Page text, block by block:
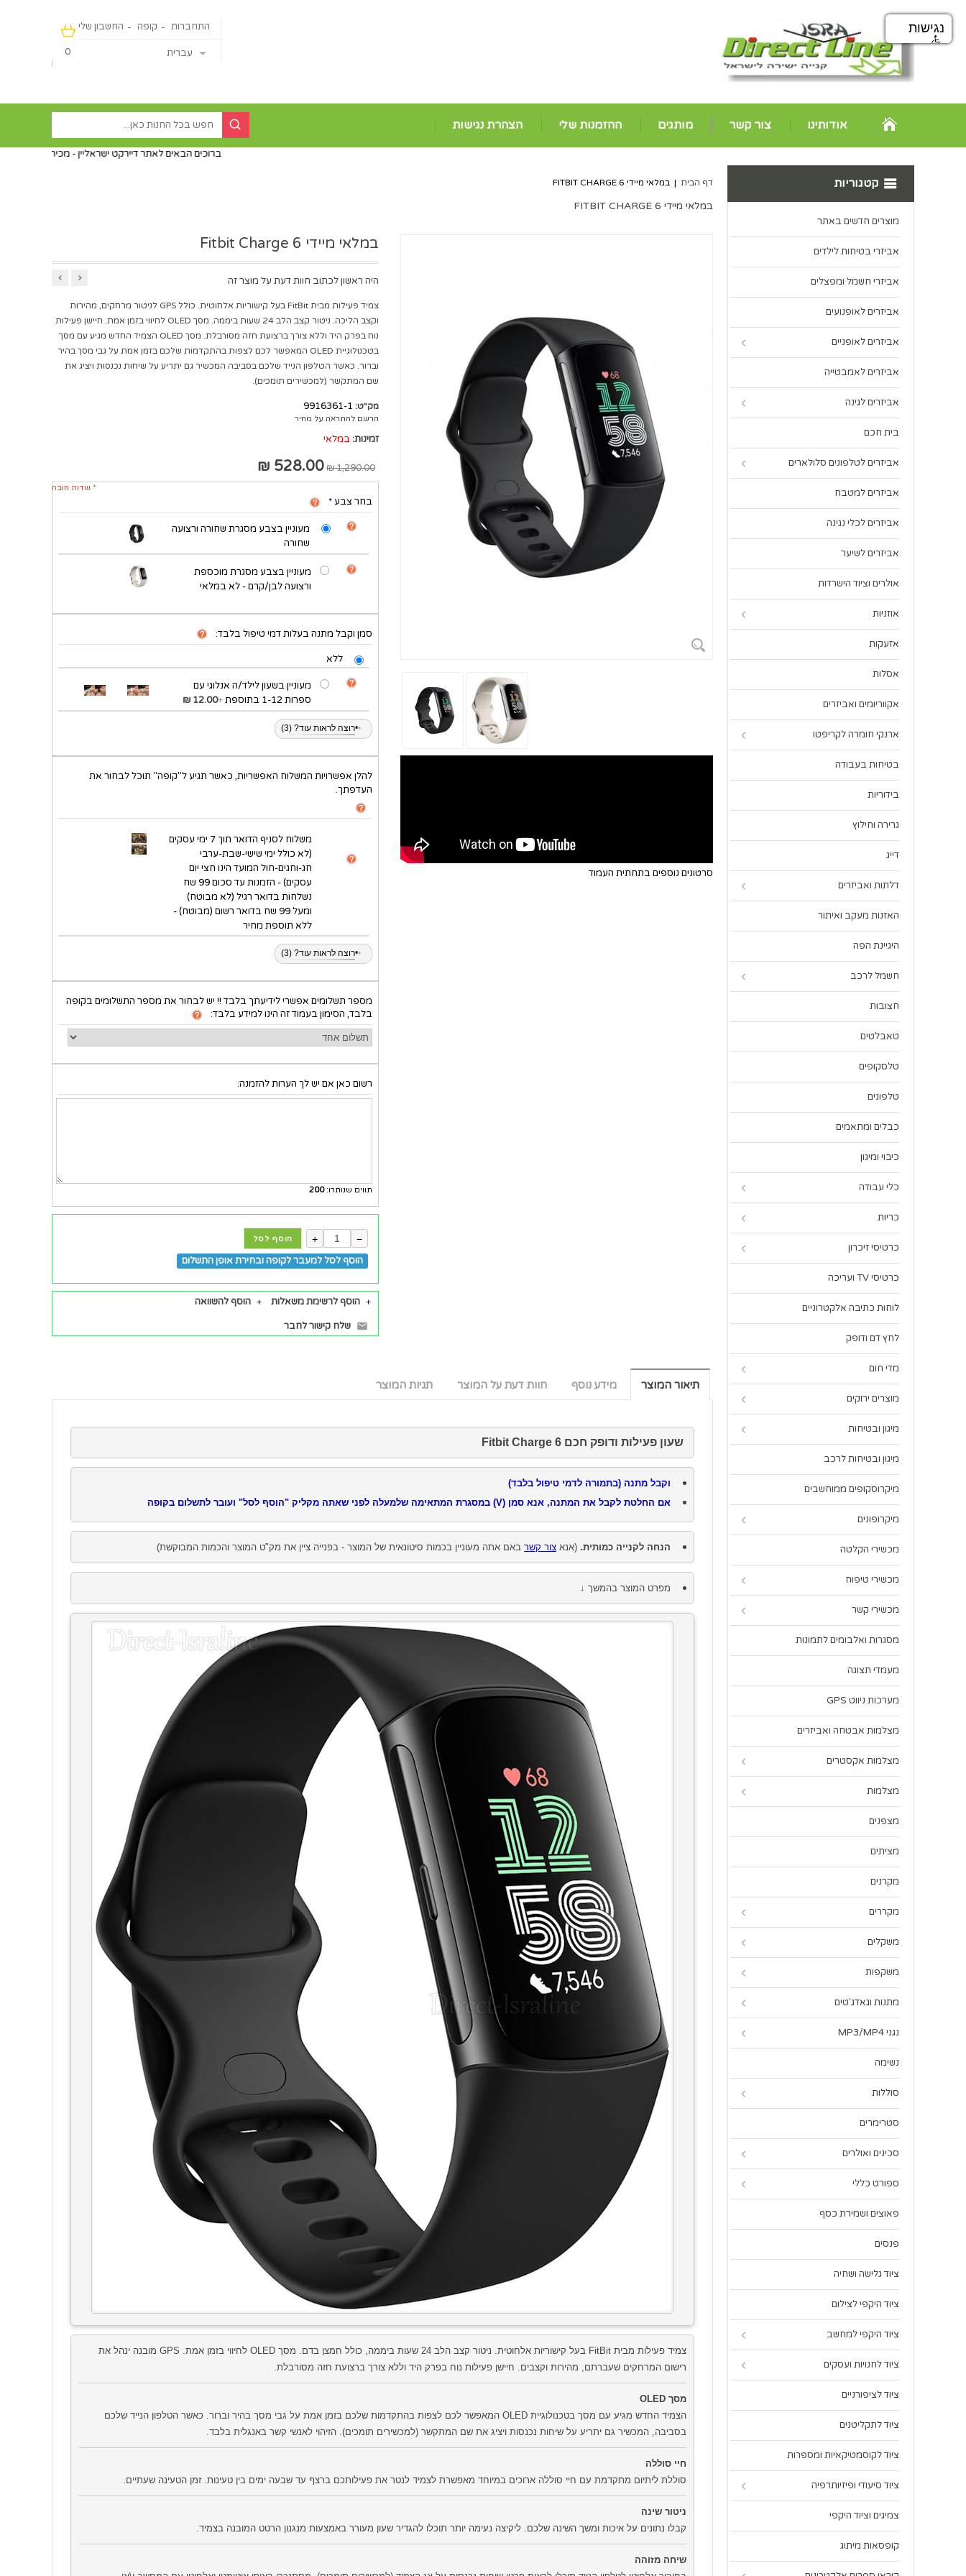
0
החשבון שלי קופה התחברות
עברית
אודותינו צור קשר מותגים ההזמנות שלי הצהרת נגישות
ברוכים הבאים לאתר דיירקט ישראליין - מכירה מהיבואן ישירות לצרכן
דף הבית | במלאי מיידי FITBIT CHARGE 6
במלאי מיידי FITBIT CHARGE 6
סרטונים נוספים בתחתית העמוד
במלאי מיידי Fitbit Charge 6
היה ראשון לכתוב חוות דעת על מוצר זה
צמיד פעילות מבית FitBit בעל קישוריות אלחוטית. כולל GPS לניטור מרחקים, מהירות
וקצב הליכה. ניטור קצב הלב 24 שעות ביממה. מסך OLED לחיווי בזמן אמת. חיישן פעילות
נוח בפרק היד וללא צורך ברצועת חזה מסורבלת. מסך OLED הצמיד החדש מגיע עם מסך
בטכנולוגיית OLED המאפשר לכם לצפות בהתקדמות שלכם בזמן אמת על גבי מסך בהיר
וברור. כאשר הטלפון הנייד שלכם בסביבה המכשיר גם יתריע על שיחות נכנסות ויציג את
שם המתקשר (למכשירים תומכים).
מק"ט: 9916361-1
הרשם להתראה על מחיר
זמינות: במלאי
1,290.00 ₪
528.00 ₪
בחר צבע *
מעוניין בצבע מסגרת שחורה ורצועה
שחורה
מעוניין בצבע מסגרת מוכספת
ורצועה לבן/קרם - לא במלאי
סמן וקבל מתנה בעלות דמי טיפול בלבד:
ללא
מעוניין בשעון לילד/ה אנלוגי עם
ספרות 1-12 בתוספת
+
12.00 ₪
•רוצה לראות עוד? (3)
להלן אפשרויות המשלוח האפשריות, כאשר תגיע ל"קופה" תוכל לבחור את
העדפתך.
משלוח לסניף הדואר תוך 7 ימי עסקים
(לא כולל ימי שישי-שבת-ערבי
חג-וחגים-חול המועד הינו חצי יום
עסקים) - הזמנות עד סכום 99 שח
נשלחות בדואר רגיל (לא מבוטח)
ומעל 99 שח בדואר רשום (מבוטח) -
ללא תוספת מחיר
•רוצה לראות עוד? (3)
מספר תשלומים אפשרי לידיעתך בלבד !! יש לבחור את מספר התשלומים בקופה
בלבד, הסימון בעמוד זה הינו למידע בלבד:
רשום כאן אם יש לך הערות להזמנה:
תווים שנותרו:200
* שדות חובה
−
+ הוסף לסל
הוסף לסל למעבר לקופה ובחירת אופן התשלום
הוסף לרשימת משאלות הוסף להשוואה
שלח קישור לחבר
תיאור המוצר מידע נוסף חוות דעת על המוצר תגיות המוצר
שעון פעילות ודופק חכם Fitbit Charge 6
וקבל מתנה (בתמורה לדמי טיפול בלבד)
אם החלטת לקבל את המתנה, אנא סמן (V) במסגרת המתאימה שלמעלה לפני שאתה מקליק "הוסף לסל" ועובר לתשלום בקופה
הנחה לקנייה כמותית. (אנא צור קשר באם אתה מעוניין בכמות סיטונאית של המוצר - בפנייה ציין את מק"ט המוצר והכמות המבוקשת)
מפרט המוצר בהמשך ↓
צמיד פעילות מבית FitBit בעל קישוריות אלחוטית. ניטור קצב הלב 24 שעות ביממה, כולל חמצן בדם. מסך OLED לחיווי בזמן אמת. GPS מובנה ינהל את
רישום המרחקים שעברתם, מהירות וקצבים. חיישן פעילות נוח בפרק היד וללא צורך ברצועת חזה מסורבלת.
מסך OLED
הצמיד החדש מגיע עם מסך בטכנולוגיית OLED המאפשר לכם לצפות בהתקדמות שלכם בזמן אמת על גבי מסך בהיר וברור. כאשר הטלפון הנייד שלכם
בסביבה, המכשיר גם יתריע על שיחות נכנסות ויציג את שם המתקשר (למכשירים תומכים). הזיהוי לאנשי קשר באנגלית בלבד.
חיי סוללה
סוללת ליתיום מתקדמת עם חיי סוללה ארוכים במיוחד מאפשרת לצמיד לנטר את פעילותכם ברצף עד שבעה ימים בין טעינות. זמן הטעינה שעתיים.
ניטור שינה
קבלו נתונים על איכות ומשך השינה שלכם. ליקיצה נעימה יותר תוכלו להגדיר שעון מעורר באמצעות מנגנון הרטט המובנה בצמיד.
שיחה מזוהה
קטגוריות
מוצרים חדשים באתר
אביזרי בטיחות לילדים
אביזרי חשמל ומפצלים
אביזרים לאופנועים
אביזרים לאופניים
אביזרים לאמבטייה
אביזרים לגינה
בית חכם
אביזרים לטלפונים סלולארים
אביזרים למטבח
אביזרים לכלי נגינה
אביזרים לשיער
אולרים וציוד הישרדות
אוזניות
אזעקות
אסלות
אקווריומים ואביזרים
ארנקי חומרה לקריפטו
בטיחות בעבודה
בידוריות
גרירה וחילוץ
דייג
דלתות ואביזרים
האזנות מעקב ואיתור
היגיינת הפה
חשמל לרכב
חצובות
טאבלטים
טלסקופים
טלפונים
כבלים ומתאמים
כיבוי ומיגון
כלי עבודה
כריות
כרטיסי זיכרון
כרטיסי TV ועריכה
לוחות כתיבה אלקטרוניים
לחץ דם ודופק
מדי חום
מוצרים ירוקים
מיגון ובטיחות
מיגון ובטיחות לרכב
מיקרוסקופים ממוחשבים
מיקרופונים
מכשירי הקלטה
מכשירי טיפוח
מכשירי קשר
מסגרות ואלבומים לתמונות
מעמדי תצוגה
מערכות ניווט GPS
מצלמות אבטחה ואביזרים
מצלמות אקסטרים
מצלמות
מצפנים
מציתים
מקרנים
מקררים
משקלים
משקפות
מתנות וגאדג'טים
נגני MP3/MP4
נשימה
סוללות
סטרימרים
סכינים ואולרים
ספורט כללי
פאוצים ושמירת כסף
פנסים
ציוד גלישה ושחיה
ציוד היקפי לצילום
ציוד היקפי למחשב
ציוד לחנויות ועסקים
ציוד לציפורניים
ציוד לתקליטנים
ציוד לקוסמטיקאיות ומספרות
ציוד סיעודי ופיזיותרפיה
צמיגים וציוד היקפי
קופסאות מיתוג
נגישות